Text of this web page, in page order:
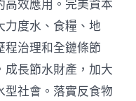
高效應用。完美資本
力度水、食糧、地
程治理和全鏈條節
成長節水財產，加大
型社會。落實反食物